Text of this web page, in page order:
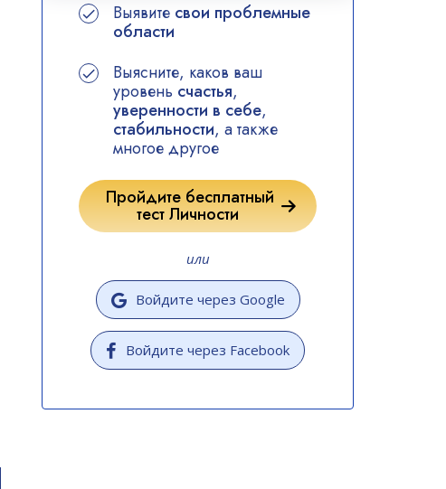
Выявите свои проблемные
области
Выясните, каков ваш
уровень счастья,
уверенности в себе,
стабильности, а также
многое другое
Пройдите бесплатный
тест Личности
или
Войдите через Google
Войдите через Facebook